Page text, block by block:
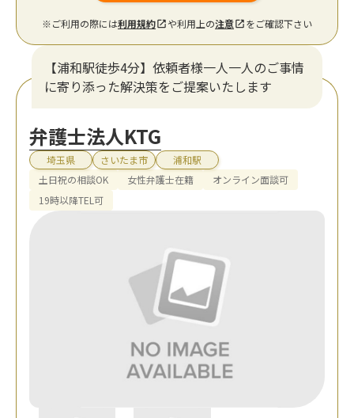
※ご利用の際には利用規約 や利用上の注意 をご確認下さい
【浦和駅徒歩4分】依頼者様一人一人のご事情
に寄り添った解決策をご提案いたします
弁護士法人KTG
埼玉県 さいたま市
浦和駅
土日祝の相談OK
女性弁護士在籍
オンライン面談可
19時以降TEL可